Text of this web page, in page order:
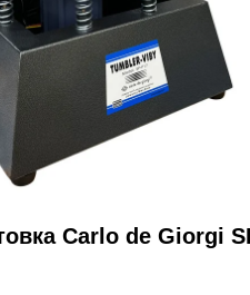
Carlo de Giorgi